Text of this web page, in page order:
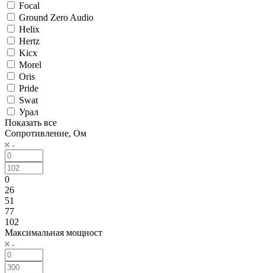
Focal
Ground Zero Audio
Helix
Hertz
Kicx
Morel
Oris
Pride
Swat
Урал
Показать все
Сопротивление, Ом
0
26
51
77
102
Максимальная мощност